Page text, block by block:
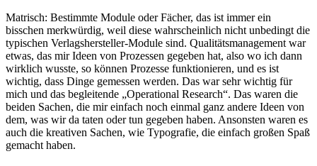
Matrisch: Bestimmte Module oder Fächer, das ist immer ein
bisschen merkwürdig, weil diese wahrscheinlich nicht unbedingt die
typischen Verlagshersteller-Module sind. Qualitätsmanagement war
etwas, das mir Ideen von Prozessen gegeben hat, also wo ich dann
wirklich wusste, so können Prozesse funktionieren, und es ist
wichtig, dass Dinge gemessen werden. Das war sehr wichtig für
mich und das begleitende „Operational Research“. Das waren die
beiden Sachen, die mir einfach noch einmal ganz andere Ideen von
dem, was wir da taten oder tun gegeben haben. Ansonsten waren es
auch die kreativen Sachen, wie Typografie, die einfach großen Spaß
gemacht haben.